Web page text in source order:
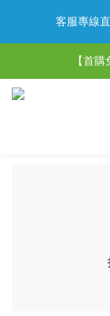
【限
【限時
【首
客服專線